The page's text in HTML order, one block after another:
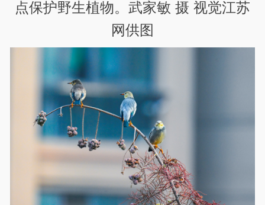
点保护野生植物。武家敏 摄 视觉江苏
网供图